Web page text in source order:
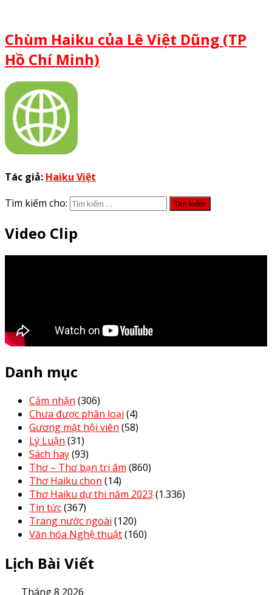
Chùm Haiku của Lê Việt Dũng (TP
Hồ Chí Minh)
Tác giả: Haiku Việt
Tìm kiếm cho:
Video Clip
Danh mục
Cảm nhận (306)
Chưa được phân loại (4)
Gương mặt hội viên (58)
Lý Luận (31)
Sách hay(93)
Thơ – Thơ bạn tri âm (860)
Thơ Haiku chọn (14)
Thơ Haiku dự thi năm 2023 (1.336)
Tin tức(367)
Trang nước ngoài (120)
Văn hóa Nghệ thuật(160)
Lịch Bài Viết
Tháng 8 2026